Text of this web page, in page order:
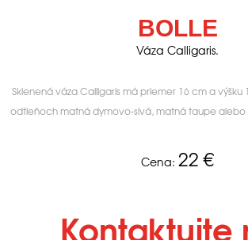
BOLLE
Váza Calligaris.
Sklenená váza Calligaris má priemer 16 cm a
odtieňoch matná dymovo-sivá, matná taupe
Cena: 22€
Kontaktujte